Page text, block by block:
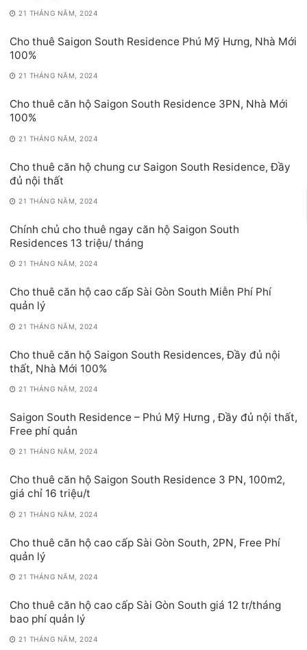
21 THÁNG NĂM, 2024
Cho thuê Saigon South Residence Phú Mỹ Hưng, Nhà Mới
100%
21 THÁNG NĂM, 2024
Cho thuê căn hộ Saigon South Residence 3PN, Nhà Mới
100%
21 THÁNG NĂM, 2024
Cho thuê căn hộ chung cư Saigon South Residence, Đầy
đủ nội thất
21 THÁNG NĂM, 2024
Chính chủ cho thuê ngay căn hộ Saigon South
Residences 13 triệu/ tháng
21 THÁNG NĂM, 2024
Cho thuê căn hộ cao cấp Sài Gòn South Miễn Phí Phí
quản lý
21 THÁNG NĂM, 2024
Cho thuê căn hộ Saigon South Residences, Đầy đủ nội
thất, Nhà Mới 100%
21 THÁNG NĂM, 2024
Saigon South Residence – Phú Mỹ Hưng , Đầy đủ nội thất,
Free phí quản
21 THÁNG NĂM, 2024
Cho thuê căn hộ Saigon South Residence 3 PN, 100m2,
giá chỉ 16 triệu/t
21 THÁNG NĂM, 2024
Cho thuê căn hộ cao cấp Sài Gòn South, 2PN, Free Phí
quản lý
21 THÁNG NĂM, 2024
Cho thuê căn hộ cao cấp Sài Gòn South giá 12 tr/tháng
bao phí quản lý
21 THÁNG NĂM, 2024